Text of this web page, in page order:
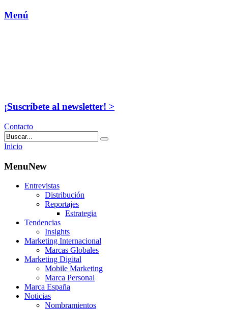
Menú
¡Suscríbete al newsletter! >
Contacto
Inicio
MenuNew
Entrevistas
Distribución
Reportajes
Estrategia
Tendencias
Insights
Marketing Internacional
Marcas Globales
Marketing Digital
Mobile Marketing
Marca Personal
Marca España
Noticias
Nombramientos